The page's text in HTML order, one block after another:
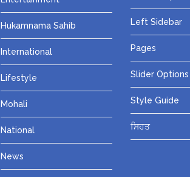
Hukamnama Sahib
International
Lifestyle
Mohali
National
News
Left Sidebar
Pages
Slider Options
Style Guide
ਸਿਹਤ